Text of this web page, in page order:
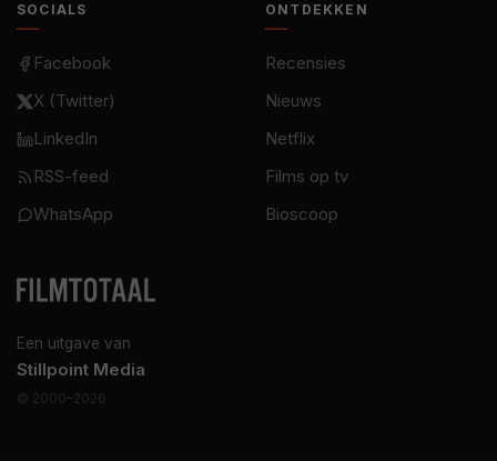
Een uitgave van
Stillpoint Media
© 2000–2026
SOCIALS
Facebook
X (Twitter)
LinkedIn
RSS-feed
WhatsApp
ONTDEKKEN
Recensies
Nieuws
Netflix
Films op tv
Bioscoop